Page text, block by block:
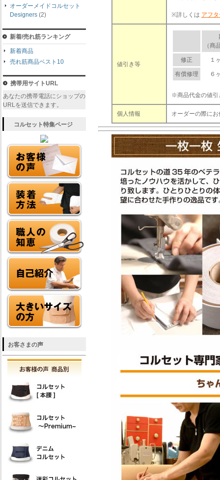
※詳しくは アフ
値引き等
（商
修正 １
有償修理 ６
※商品代金の値引
個人情報 オーダーの際に
オーダーメイドコルセット
Designers (2)
新着/売れ筋ランキング
新着商品
売れ筋商品ベスト10
携帯用サイトURL
あなたの携帯電話にショップの
URLを送信できます。
コルセット特集ページ
お客さまの声